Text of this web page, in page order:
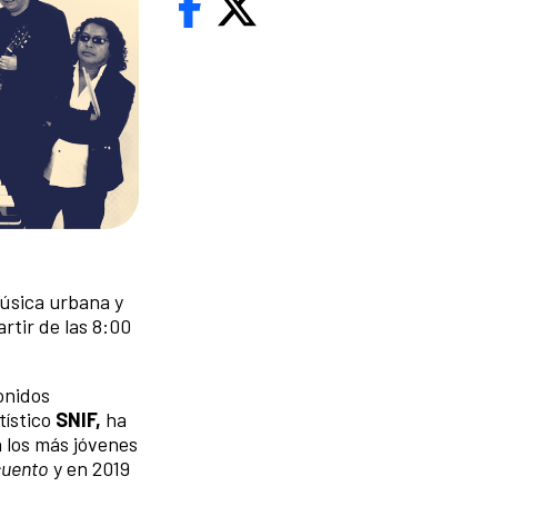
urbana y
de las 8:00
SNIF, ha
más jóvenes
y en 2019